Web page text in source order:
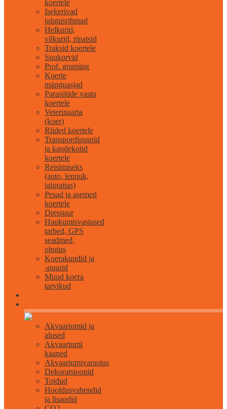
koertele
Isekerivad
jalutusrihmad
Helkurid,
vilkurid, ripatsid
Traksid koertele
Suukorvid
Prof. gruming
Koerte
mänguasjad
Parasiitide vastu
koertele
Veterinaaria
(koer)
Riided koertele
Transpordipuurid
ja kandekotid
koertele
Reisimiseks
(auto, lennuk,
jalgrattas)
Pesad ja asemed
koertele
Dressuur
Haukumisvastased
tarbed, GPS
seadmed,
ohutus
Koerakuudid ja
-puurid
Muud koera
tarvikud
Akvaariumid ja
alused
Akvaariumi
kaaned
Akvaariumivarustus
Dekoratsioonid
Toidud
Hooldusvahendid
ja lisandid